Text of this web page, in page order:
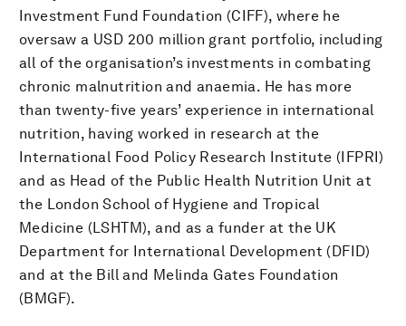
Investment Fund Foundation (CIFF), where he
oversaw a USD 200 million grant portfolio, including
all of the organisation’s investments in combating
chronic malnutrition and anaemia. He has more
than twenty-five years’ experience in international
nutrition, having worked in research at the
International Food Policy Research Institute (IFPRI)
and as Head of the Public Health Nutrition Unit at
the London School of Hygiene and Tropical
Medicine (LSHTM), and as a funder at the UK
Department for International Development (DFID)
and at the Bill and Melinda Gates Foundation
(BMGF).